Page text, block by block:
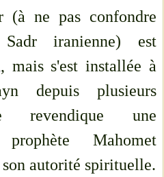
(à ne pas confondre
iranienne) est
mais s'est installée à
depuis plusieurs
revendique une
Mahomet
autorité spirituelle.